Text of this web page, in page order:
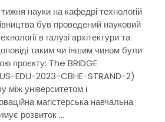
В
ГАЛУЗІ
АРХІТЕКТУРИ
ТА
БУДІВНИЦТВА»
був проведений науковий
в галузі архітектури та
таким чи іншим чином були
проєкту: The BRIDGE
EDU-2023-CBHE-STRAND-2)
між університетом і
магістерська навчальна
розвиток ...